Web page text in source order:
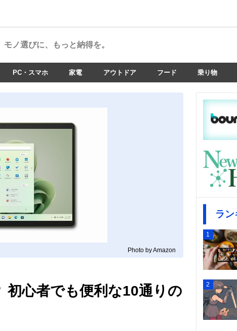
モノ選びに、もっと納得を。
PC・スマホ 家電 アウトドア フード 乗り物
Photo by Amazon
初心者でも便利な10通りの
ラ
1
2